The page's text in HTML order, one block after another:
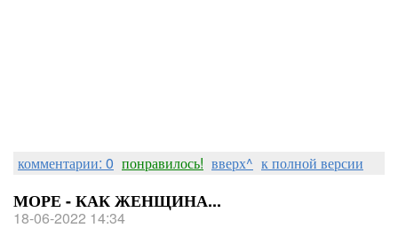
комментарии: 0 понравилось! вверх^ к полной версии
МОРЕ - КАК ЖЕНЩИНА...
18-06-2022 14:34